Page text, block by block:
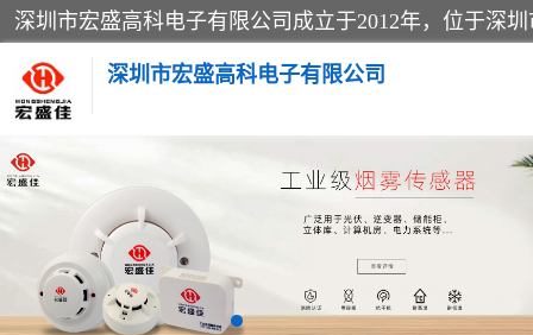
深圳市宏盛高科电子有限公司
家用可燃气体报警器
防爆火灾报警设备
工业气体检测仪